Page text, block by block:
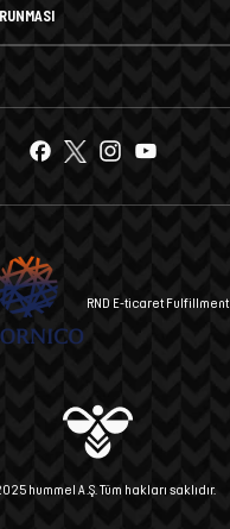
RND E-ticaret Fulfillment
hummel A.Ş. Tüm hakları saklıdır.